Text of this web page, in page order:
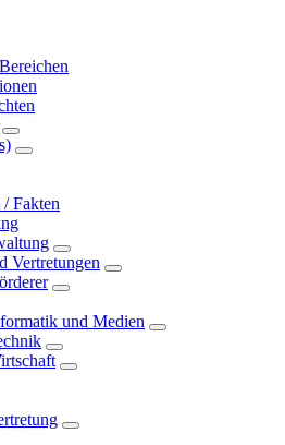
Fakten
Vertretungen
und Medien